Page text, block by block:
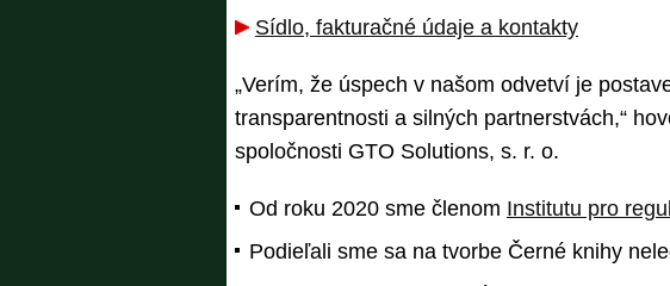
Sídlo, fakturačné údaje a kontakty
„Verím, že úspech v našom odvetví je
transparentnosti a silných partnerstvách,“
spoločnosti GTO Solutions, s. r. o.
Od roku 2020 sme členom Institutu pro
Podieľali sme sa na tvorbe Černé knihy